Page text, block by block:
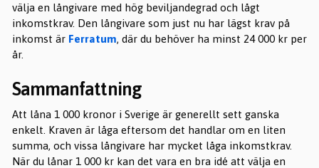
välja en långivare med hög beviljandegrad och lågt
inkomstkrav. Den långivare som just nu har lägst krav på
inkomst är Ferratum, där du behöver ha minst 24 000 kr per
år.
Sammanfattning
Att låna 1 000 kronor i Sverige är generellt sett ganska
enkelt. Kraven är låga eftersom det handlar om en liten
summa, och vissa långivare har mycket låga inkomstkrav.
När du lånar 1 000 kr kan det vara en bra idé att välja en